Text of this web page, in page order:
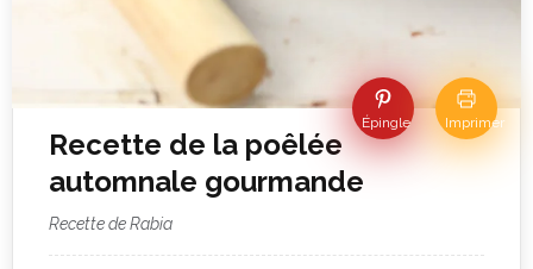
Épingle Imprimer
Recette de la poêlée
automnale gourmande
Recette de Rabia